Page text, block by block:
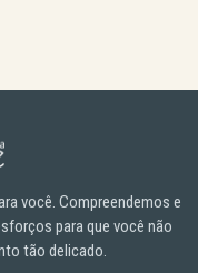
você. Compreendemos e
para que você não
tão delicado.